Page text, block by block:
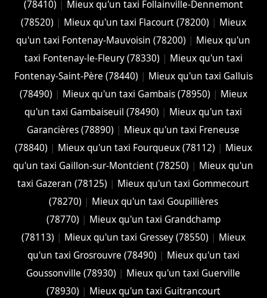
(78410) | Mieux qu'un taxi Follainville-Dennemont
(78520) | Mieux qu'un taxi Flacourt (78200) | Mieux
qu'un taxi Fontenay-Mauvoisin (78200) | Mieux qu'un
taxi Fontenay-le-Fleury (78330) | Mieux qu'un taxi
Fontenay-Saint-Père (78440) | Mieux qu'un taxi Galluis
(78490) | Mieux qu'un taxi Gambais (78950) | Mieux
qu'un taxi Gambaiseuil (78490) | Mieux qu'un taxi
Garancières (78890) | Mieux qu'un taxi Freneuse
(78840) | Mieux qu'un taxi Fourqueux (78112) | Mieux
qu'un taxi Gaillon-sur-Montcient (78250) | Mieux qu'un
taxi Gazeran (78125) | Mieux qu'un taxi Gommecourt
(78270) | Mieux qu'un taxi Goupillières
(78770) | Mieux qu'un taxi Grandchamp
(78113) | Mieux qu'un taxi Gressey (78550) | Mieux
qu'un taxi Grosrouvre (78490) | Mieux qu'un taxi
Goussonville (78930) | Mieux qu'un taxi Guerville
(78930) | Mieux qu'un taxi Guitrancourt